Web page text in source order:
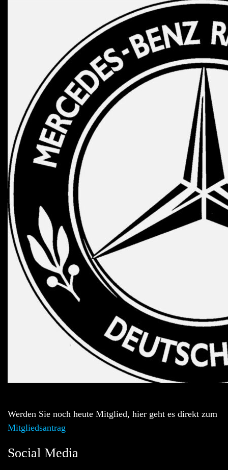
Werden Sie noch heute Mitglied, hier geht es direkt zum
Mitgliedsantrag
Social Media